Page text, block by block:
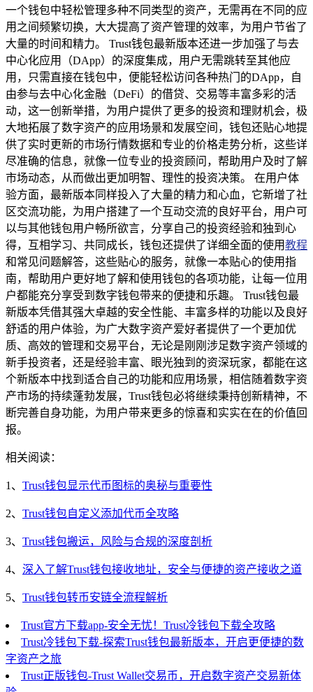
一个钱包中轻松管理多种不同类型的资产，无需再在不同的应
用之间频繁切换，大大提高了资产管理的效率，为用户节省了
大量的时间和精力。 Trust钱包最新版本还进一步加强了与去
中心化应用（DApp）的深度集成，用户无需跳转至其他应
用，只需直接在钱包中，便能轻松访问各种热门的DApp，自
由参与去中心化金融（DeFi）的借贷、交易等丰富多彩的活
动，这一创新举措，为用户提供了更多的投资和理财机会，极
大地拓展了数字资产的应用场景和发展空间，钱包还贴心地提
供了实时更新的市场行情数据和专业的价格走势分析，这些详
尽准确的信息，就像一位专业的投资顾问，帮助用户及时了解
市场动态，从而做出更加明智、理性的投资决策。 在用户体
验方面，最新版本同样投入了大量的精力和心血，它新增了社
区交流功能，为用户搭建了一个互动交流的良好平台，用户可
以与其他钱包用户畅所欲言，分享自己的投资经验和独到心
得，互相学习、共同成长，钱包还提供了详细全面的使用教程
和常见问题解答，这些贴心的服务，就像一本贴心的使用指
南，帮助用户更好地了解和使用钱包的各项功能，让每一位用
户都能充分享受到数字钱包带来的便捷和乐趣。 Trust钱包最
新版本凭借其强大卓越的安全性能、丰富多样的功能以及良好
舒适的用户体验，为广大数字资产爱好者提供了一个更加优
质、高效的管理和交易平台，无论是刚刚涉足数字资产领域的
新手投资者，还是经验丰富、眼光独到的资深玩家，都能在这
个新版本中找到适合自己的功能和应用场景，相信随着数字资
产市场的持续蓬勃发展，Trust钱包必将继续秉持创新精神，不
断完善自身功能，为用户带来更多的惊喜和实实在在的价值回
报。
相关阅读：
1、 Trust钱包显示代币图标的奥秘与重要性
2、 Trust钱包自定义添加代币全攻略
3、 Trust钱包搬运，风险与合规的深度剖析
4、 深入了解Trust钱包接收地址，安全与便捷的资产接收之道
5、 Trust钱包转币安链全流程解析
Trust官方下载app-安全无忧！Trust冷钱包下载全攻略
Trust冷钱包下载-探索Trust钱包最新版本，开启更便捷的数
字资产之旅
Trust正版钱包-Trust Wallet交易币，开启数字资产交易新体